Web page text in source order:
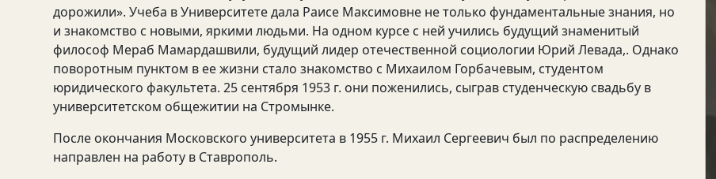
дорожили». Учеба в Университете дала Раисе Максимовне не только фундаментальные знания, но
и знакомство с новыми, яркими людьми. На одном курсе с ней учились будущий знаменитый
философ Мераб Мамардашвили, будущий лидер отечественной социологии Юрий Левада,. Однако
поворотным пунктом в ее жизни стало знакомство с Михаилом Горбачевым, студентом
юридического факультета. 25 сентября 1953 г. они поженились, сыграв студенческую свадьбу в
университетском общежитии на Стромынке.
После окончания Московского университета в 1955 г. Михаил Сергеевич был по распределению
направлен на работу в Ставрополь.